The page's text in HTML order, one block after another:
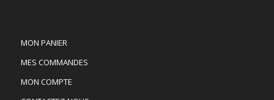
MON PANIER
MES COMMANDES
MON COMPTE